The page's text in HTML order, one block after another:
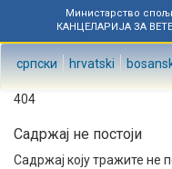
Министарство
КАНЦЕЛАРИЈА ЗА
српски hrvatski
404
Садржај не постоји
Садржај коју тражите не